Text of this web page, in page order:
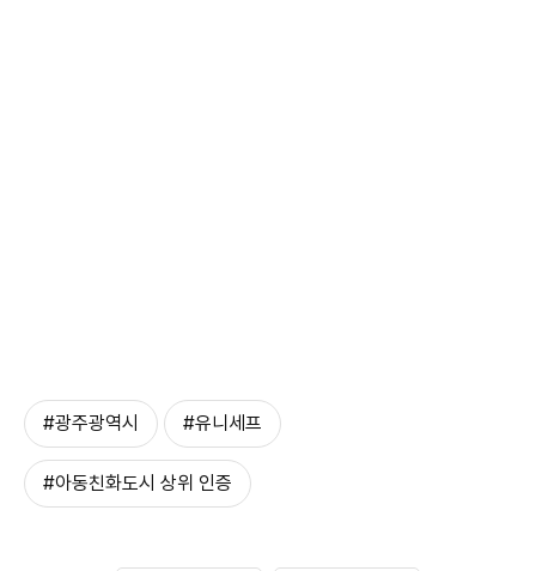
#광주광역시 #유니세프
#아동친화도시 상위 인증